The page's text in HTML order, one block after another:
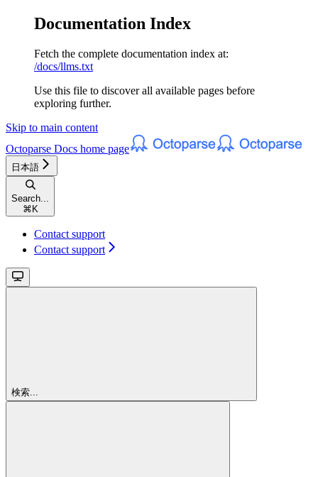
Documentation Index
Fetch the complete documentation index at:
/docs/llms.txt
Use this file to discover all available pages before
exploring further.
Skip to main content
Octoparse Docs home page
日本語
Search...
⌘ K
Contact support
Contact support
検索...